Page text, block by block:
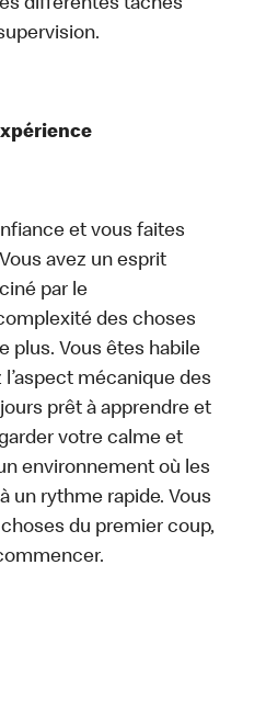
différentes tâches
et vous faites
avez un esprit
par le
des choses
plus. Vous êtes habile
mécanique des
prêt à apprendre et
votre calme et
environnement où les
un rythme rapide. Vous
du premier coup,